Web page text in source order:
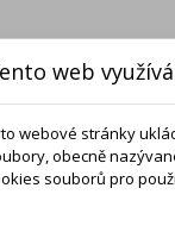
web
webové stránky
obecně
souborů pro